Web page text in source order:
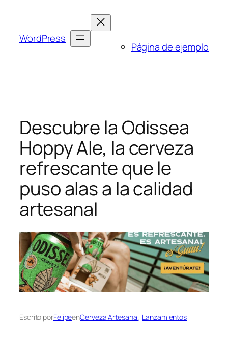
contenido
WordPress
Página de ejemplo
Descubre la Odissea
Hoppy Ale, la cerveza
refrescante que le
puso alas a la calidad
artesanal
Escrito porFelipeenCerveza Artesanal, Lanzamientos